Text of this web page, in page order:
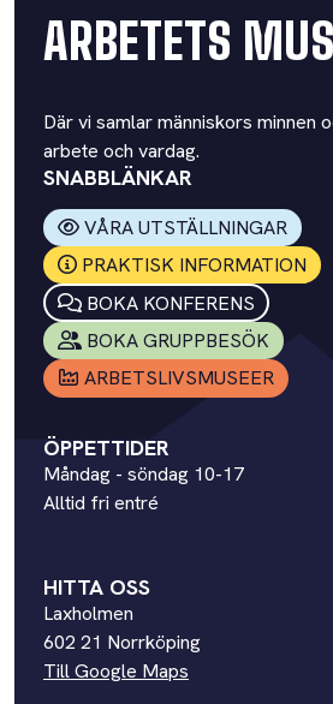
ARBETETS
Där vi samlar människors minnen
arbete och vardag.
SNABBLÄNKAR
VÅRA UTSTÄLLNINGAR
PRAKTISK INFORMATION
BOKA KONFERENS
BOKA GRUPPBESÖK
ARBETSLIVSMUSEER
ÖPPETTIDER
Måndag - söndag 10-17
Alltid fri entré
HITTA OSS
Laxholmen
602 21 Norrköping
Till Google Maps